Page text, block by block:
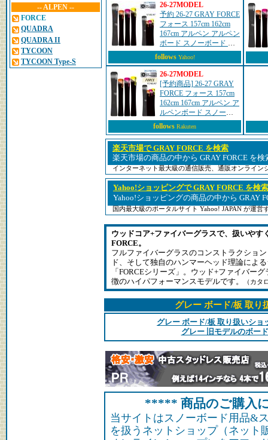
-- ALPEN --
FORCE
QUADRA
QUADRA II
TYCOON
TYCOON Type-S
26-27MODEL
予約 26-27 GRAY FORCE
フォース 157cm 162cm
167cm アルペン アルペン
ボード スノーボード オ
ガサカ製 板 グレイ スノ
ーボード 2026 2027 日本
正規品 爆買
follows Yahoo!
26-27MODEL
[予約商品] 26-27 GRAY
FORCE フォース 157cm
162cm 167cm アルペン ア
ルペンボード スノーボ
ード オガサカ製 板 グレ
イ スノーボード 2026 2...
follows Rakuten
楽天市場で GRAY FORCE を検索
楽天市場の商品の中から GRAY FORCE を検
インターネット最大級の通信販売、通販オンライン
Yahoo!ショッピングで GRAY FORCE を検索
Yahoo!ショッピングの商品の中から GRAY
国内最大級のポータルサイト Yahoo! JAPAN が運営
ウッドコア+ファイバーグラスで、扱いやす
FORCE。
フルファイバーグラスのコンストラクショ
ド、そして独自のハンマーヘッド理論によ
「FORCEシリーズ」。ウッド+ファイバー
徴のハイパフォーマンスモデルです。
（カタ
グレー ボード/板 取り
グレー ボード/板 取り扱いショ
グレー 旧モデルのボー
***** 商品のご購入
当サイトはスノーボード用品&
を扱うネットショップ（ネット